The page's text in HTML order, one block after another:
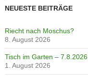
NEUESTE BEITRÄGE
Riecht nach Moschus?
8. August 2026
Tisch im Garten – 7.8.2026
1. August 2026